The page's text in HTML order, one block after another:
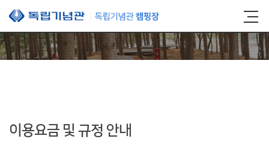
본문 바로가기
이용요금 및 규정 안내